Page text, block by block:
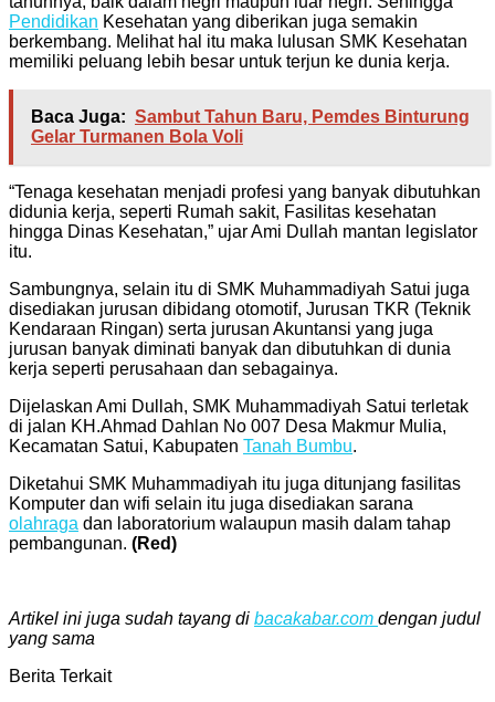
Pendidikan Kesehatan yang diberikan juga semakin
berkembang. Melihat hal itu maka lulusan SMK Kesehatan
memiliki peluang lebih besar untuk terjun ke dunia kerja.
Baca Juga: Sambut Tahun Baru, Pemdes Binturung
Gelar Turmanen Bola Voli
“Tenaga kesehatan menjadi profesi yang banyak dibutuhkan
didunia kerja, seperti Rumah sakit, Fasilitas kesehatan
hingga Dinas Kesehatan,” ujar Ami Dullah mantan legislator
itu.
Sambungnya, selain itu di SMK Muhammadiyah Satui juga
disediakan jurusan dibidang otomotif, Jurusan TKR (Teknik
Kendaraan Ringan) serta jurusan Akuntansi yang juga
jurusan banyak diminati banyak dan dibutuhkan di dunia
kerja seperti perusahaan dan sebagainya.
Dijelaskan Ami Dullah, SMK Muhammadiyah Satui terletak
di jalan KH.Ahmad Dahlan No 007 Desa Makmur Mulia,
Kecamatan Satui, Kabupaten Tanah Bumbu.
Diketahui SMK Muhammadiyah itu juga ditunjang fasilitas
Komputer dan wifi selain itu juga disediakan sarana
olahraga dan laboratorium walaupun masih dalam tahap
pembangunan. (Red)
Artikel ini juga sudah tayang di bacakabar.com dengan judul
yang sama
Berita Terkait